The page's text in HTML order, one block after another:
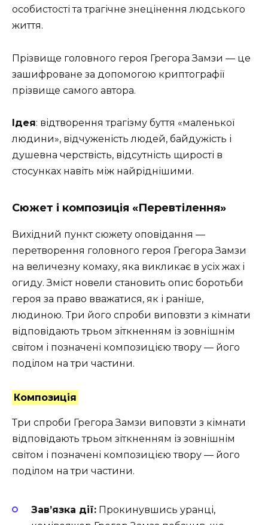
особистості та трагічне знецінення людського
життя.
Прізвище головного героя Грегора Замзи — це
зашифроване за допомогою криптографії
прізвище самого автора.
Ідея: відтворення трагізму буття «маленької
людини», відчуженість людей, байдужість і
душевна черствість, відсутність щирості в
стосунках навіть між найріднішими.
Сюжет і композиція «Перевтілення»
Вихідний пункт сюжету оповідання —
перетворення головного героя Грегора Замзи
на величезну комаху, яка викликає в усіх жах і
огиду. Зміст новели становить опис боротьби
героя за право вважатися, як і раніше,
людиною. Три його спроби виповзти з кімнати
відповідають трьом зіткненням із зовнішнім
світом і позначені композицією твору — його
поділом на три частини.
Композиція
Три спроби Грегора Замзи виповзти з кімнати
відповідають трьом зіткненням із зовнішнім
світом і позначені композицією твору — його
поділом на три частини.
Зав’язка дії: Прокинувшись уранці,